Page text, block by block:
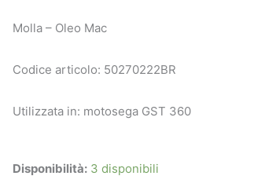
Molla – Oleo Mac
Codice articolo: 50270222BR
Utilizzata in: motosega GST 360
Disponibilità: 3 disponibili
Molla